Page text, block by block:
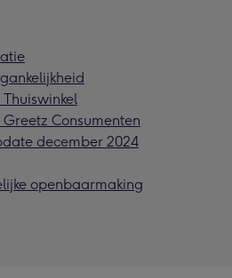
Consumenten
december 2024
openbaarmaking